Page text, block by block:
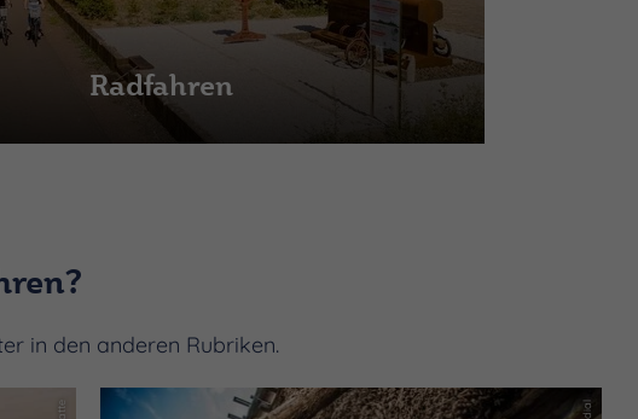
Radfahren
in den anderen Rubriken.